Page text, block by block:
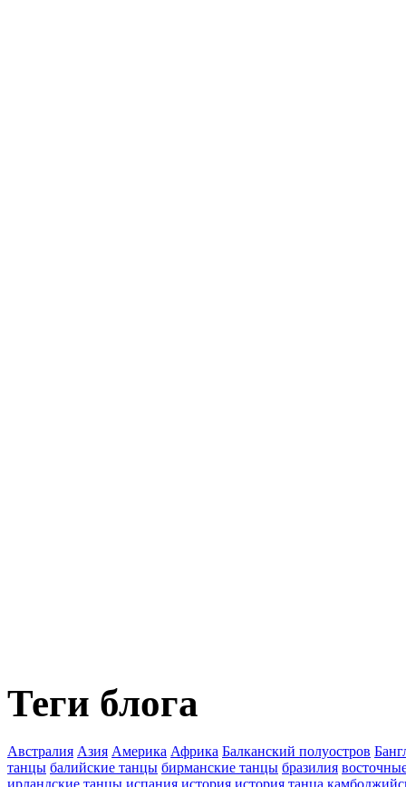
Теги блога
Австралия Азия Америка Африка Балканский полуостров
танцы балийские танцы бирманские танцы бразилия